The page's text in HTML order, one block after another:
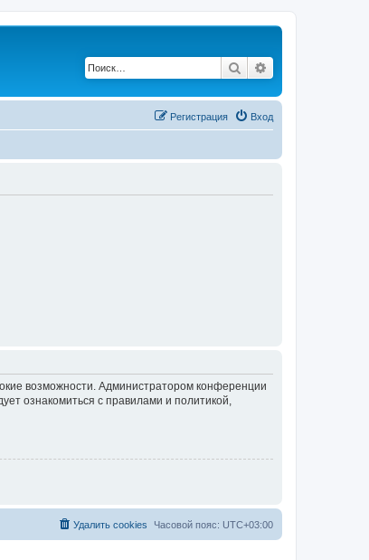
Поиск
Вход
Регистрация
возможности. Администратором конференции
ознакомиться с правилами и политикой,
Часовой пояс: UTC+03:00
Удалить cookies